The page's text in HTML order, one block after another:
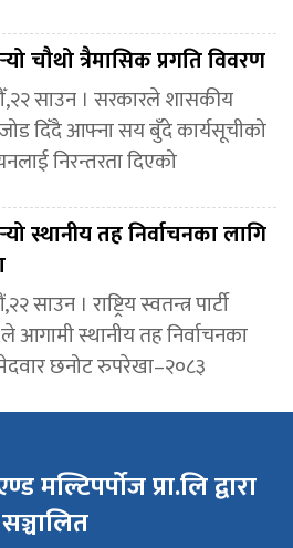
चौथो त्रैमासिक प्रगति विवरण
साउन । सरकारले शासकीय
दिँदै आफ्ना सय बुँदे कार्यसूचीको
निरन्तरता दिएको
स्थानीय तह निर्वाचनका लागि
साउन । राष्ट्रिय स्वतन्त्र पार्टी
आगामी स्थानीय तह निर्वाचनका
छनोट रुपरेखा–२०८३
मल्टिपर्पोज प्रा.लि द्वारा
सञ्चालित